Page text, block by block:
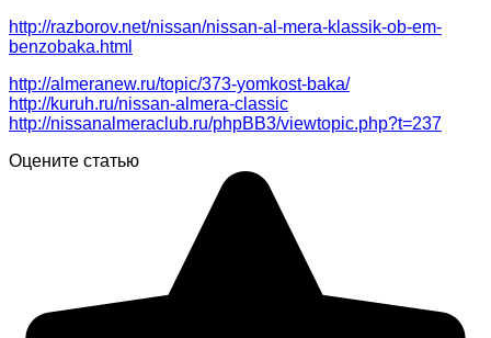
http://razborov.net/nissan/nissan-al-mera-klassik-ob-em-
benzobaka.html
http://almeranew.ru/topic/373-yomkost-baka/
http://kuruh.ru/nissan-almera-classic
http://nissanalmeraclub.ru/phpBB3/viewtopic.php?t=237
Оцените статью